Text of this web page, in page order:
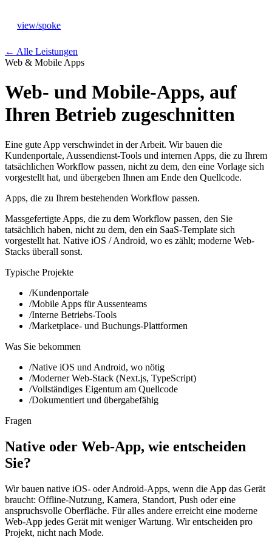
view/spoke
→ Leistungen
→ Ansatz
→ Studio
→ Kontakt
← Alle Leistungen
Web & Mobile Apps
Web- und Mobile-Apps, auf
Ihren Betrieb zugeschnitten
Eine gute App verschwindet in der Arbeit. Wir bauen die
Kundenportale, Aussendienst-Tools und internen Apps, die zu Ihrem
tatsächlichen Workflow passen, nicht zu dem, den eine Vorlage sich
vorgestellt hat, und übergeben Ihnen am Ende den Quellcode.
Apps, die zu Ihrem bestehenden Workflow passen.
Massgefertigte Apps, die zu dem Workflow passen, den Sie
tatsächlich haben, nicht zu dem, den ein SaaS-Template sich
vorgestellt hat. Native iOS / Android, wo es zählt; moderne Web-
Stacks überall sonst.
Typische Projekte
/Kundenportale
/Mobile Apps für Aussenteams
/Interne Betriebs-Tools
/Marketplace- und Buchungs-Plattformen
Was Sie bekommen
/Native iOS und Android, wo nötig
/Moderner Web-Stack (Next.js, TypeScript)
/Vollständiges Eigentum am Quellcode
/Dokumentiert und übergabefähig
Fragen
Native oder Web-App, wie entscheiden
Sie?
Wir bauen native iOS- oder Android-Apps, wenn die App das Gerät
braucht: Offline-Nutzung, Kamera, Standort, Push oder eine
anspruchsvolle Oberfläche. Für alles andere erreicht eine moderne
Web-App jedes Gerät mit weniger Wartung. Wir entscheiden pro
Projekt, nicht nach Mode.